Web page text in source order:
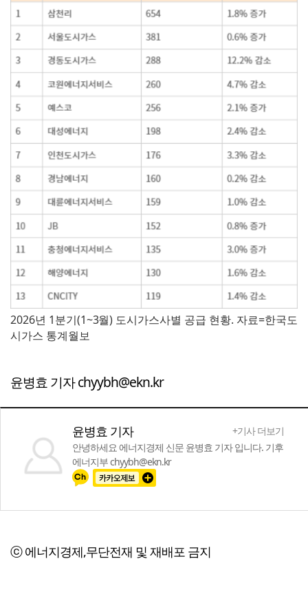
2026년 1분기(1~3월) 도시가스사별 공급 현황. 자료=한국도
시가스 통계월보
윤병효 기자 chyybh@ekn.kr
윤병효 기자
+기사 더보기
안녕하세요 에너지경제 신문 윤병효 기자 입니다. 기후
에너지부 chyybh@ekn.kr
ⓒ 에너지경제,무단전재 및 재배포 금지